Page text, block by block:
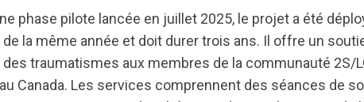
phase pilote lancée en juillet 2025, le projet a été
la même année et doit durer trois ans. Il offre un
traumatismes aux membres de la communauté 2S/
Canada. Les services comprennent des séances de